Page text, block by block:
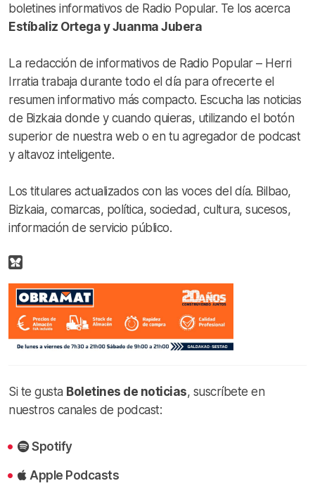
boletines informativos de Radio Popular. Te los acerca
Estíbaliz Ortega y Juanma Jubera
La redacción de informativos de Radio Popular – Herri
Irratia trabaja durante todo el día para ofrecerte el
resumen informativo más compacto. Escucha las noticias
de Bizkaia donde y cuando quieras, utilizando el botón
superior de nuestra web o en tu agregador de podcast
y altavoz inteligente.
Los titulares actualizados con las voces del día. Bilbao,
Bizkaia, comarcas, política, sociedad, cultura, sucesos,
información de servicio público.
Si te gusta Boletines de noticias, suscríbete en
nuestros canales de podcast:
Spotify
Apple Podcasts